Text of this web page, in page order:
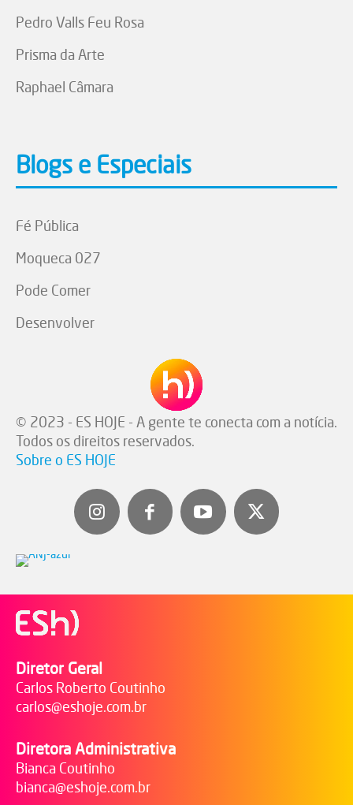
Pedro Valls Feu Rosa
Prisma da Arte
Raphael Câmara
Blogs e Especiais
Fé Pública
Moqueca 027
Pode Comer
Desenvolver
© 2023 - ES HOJE - A gente te conecta com a notícia.
Todos os direitos reservados.
Sobre o ES HOJE
Diretor Geral
Carlos Roberto Coutinho
carlos@eshoje.com.br
Diretora Administrativa
Bianca Coutinho
bianca@eshoje.com.br